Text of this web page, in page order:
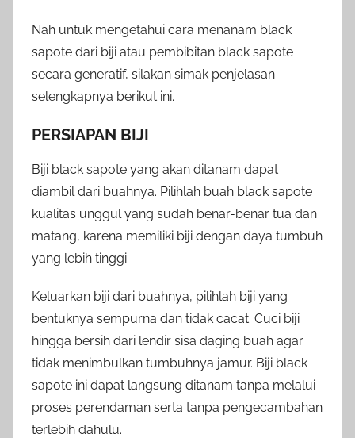
Nah untuk mengetahui cara menanam black
sapote dari biji atau pembibitan black sapote
secara generatif, silakan simak penjelasan
selengkapnya berikut ini.
PERSIAPAN BIJI
Biji black sapote yang akan ditanam dapat
diambil dari buahnya. Pilihlah buah black sapote
kualitas unggul yang sudah benar-benar tua dan
matang, karena memiliki biji dengan daya tumbuh
yang lebih tinggi.
Keluarkan biji dari buahnya, pilihlah biji yang
bentuknya sempurna dan tidak cacat. Cuci biji
hingga bersih dari lendir sisa daging buah agar
tidak menimbulkan tumbuhnya jamur. Biji black
sapote ini dapat langsung ditanam tanpa melalui
proses perendaman serta tanpa pengecambahan
terlebih dahulu.